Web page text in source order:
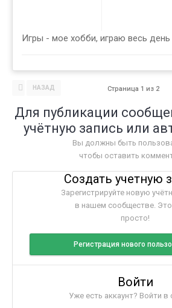
Игры - мое хобби, играю весь день
НАЗАД Страница 1 из 2
Для публикации
учётную запись или
Вы должны быть
чтобы оставить
Создать учетную
Зарегистрируйте новую
в нашем сообществе. Это
просто!
Регистрация нового
Войти
Уже есть аккаунт? Войти в